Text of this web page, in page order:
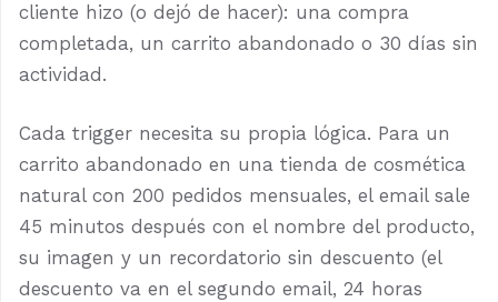
cliente hizo (o dejó de hacer): una compra
completada, un carrito abandonado o 30 días sin
actividad.
Cada trigger necesita su propia lógica. Para un
carrito abandonado en una tienda de cosmética
natural con 200 pedidos mensuales, el email sale
45 minutos después con el nombre del producto,
su imagen y un recordatorio sin descuento (el
descuento va en el segundo email, 24 horas